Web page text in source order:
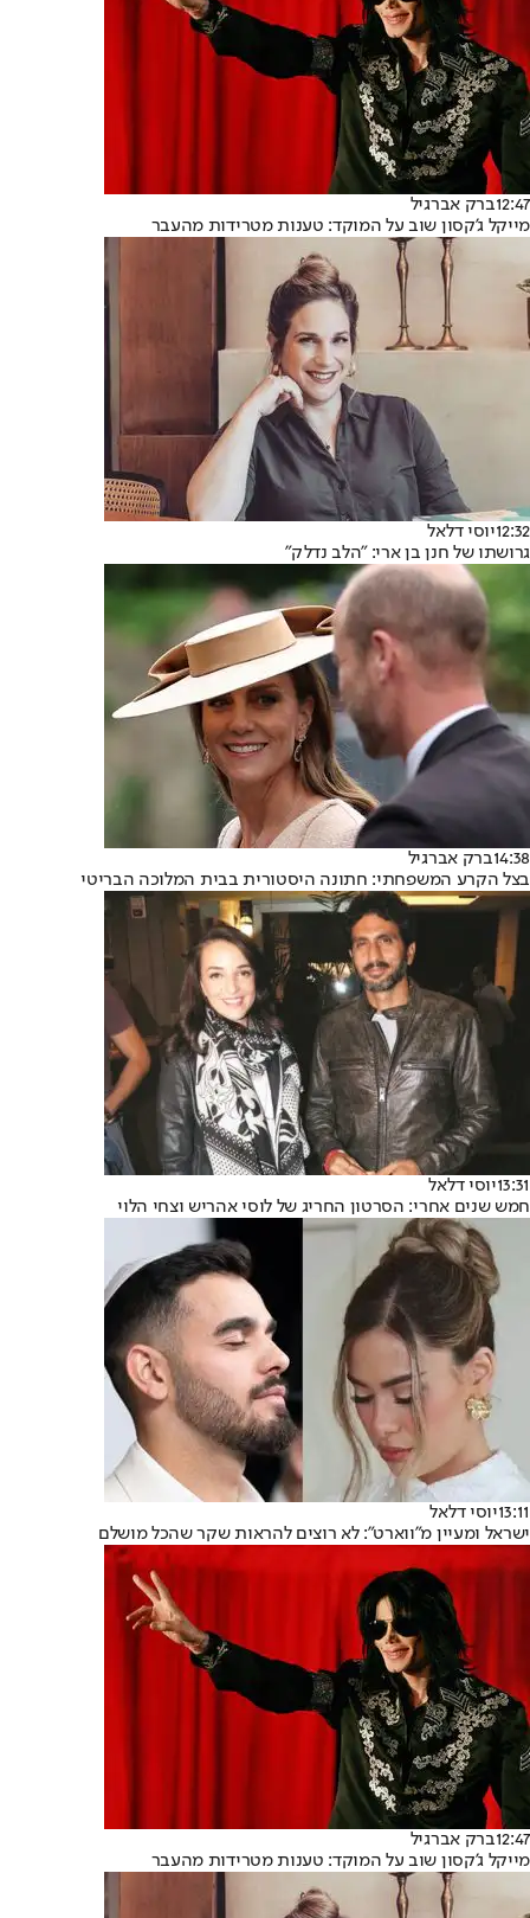
12:47ברק אברגיל
מייקל ג'קסון שוב על המוקד: טענות מטרידות מהעבר
12:32יוסי דלאל
גרושתו של חנן בן ארי: "הלב נדלק"
14:38ברק אברגיל
בצל הקרע המשפחתי: חתונה היסטורית בבית המלוכה הבריטי
13:31יוסי דלאל
חמש שנים אחרי: הסרטון החריג של לוסי אהריש וצחי הלוי
13:11יוסי דלאל
ישראל ומעיין מ"ווארט": לא רוצים להראות שקר שהכל מושלם
12:47ברק אברגיל
מייקל ג'קסון שוב על המוקד: טענות מטרידות מהעבר